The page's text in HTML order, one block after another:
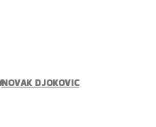
NOVAK DJOKOVIC